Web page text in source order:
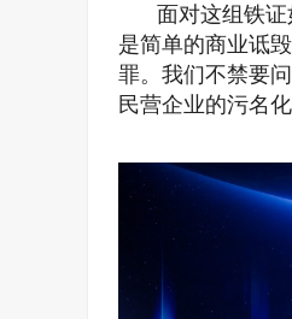
面对这组铁
是简单的商业诋
罪。我们不禁要
民营企业的污名